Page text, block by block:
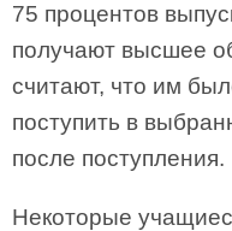
75 процентов
получают высшее
считают, что им
поступить в
после поступления.
Некоторые